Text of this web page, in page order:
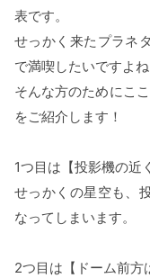
表です。
せっかく来たプラネ
で満喫したいですよね
そんな方のためにこ
をご紹介します！
1つ目は【投影機の近
せっかくの星空も、
なってしまいます。
2つ目は【ドーム前方